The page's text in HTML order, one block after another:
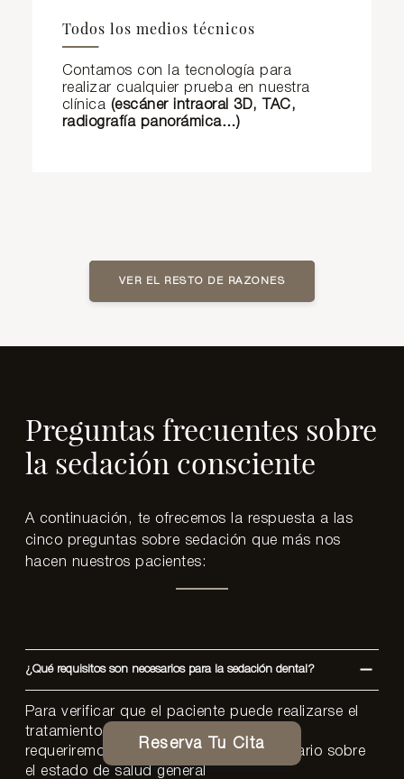
Todos los medios técnicos
Contamos con la tecnología para
realizar cualquier prueba en nuestra
clínica (escáner intraoral 3D, TAC,
radiografía panorámica…)
VER EL RESTO DE RAZONES
Preguntas frecuentes sobre
la sedación consciente
A continuación, te ofrecemos la respuesta a las
cinco preguntas sobre sedación que más nos
hacen nuestros pacientes:
¿Qué requisitos son necesarios para la sedación dental?
Para verificar que el paciente puede realizarse el
tratamiento bajo sedación consciente,
requeriremos que se realice un cuestionario sobre
el estado de salud general
Reserva Tu Cita